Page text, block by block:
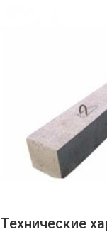
Технические